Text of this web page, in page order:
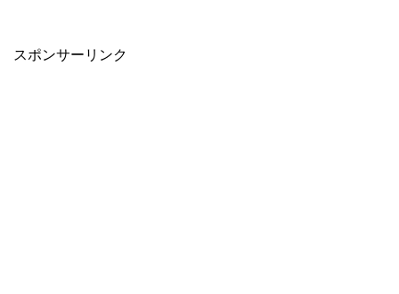
スポンサーリンク